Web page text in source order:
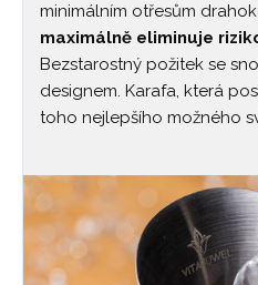
minimálním otřesům
maximálně eliminuje
Bezstarostný požitek se
designem. Karafa, která
toho nejlepšího možného